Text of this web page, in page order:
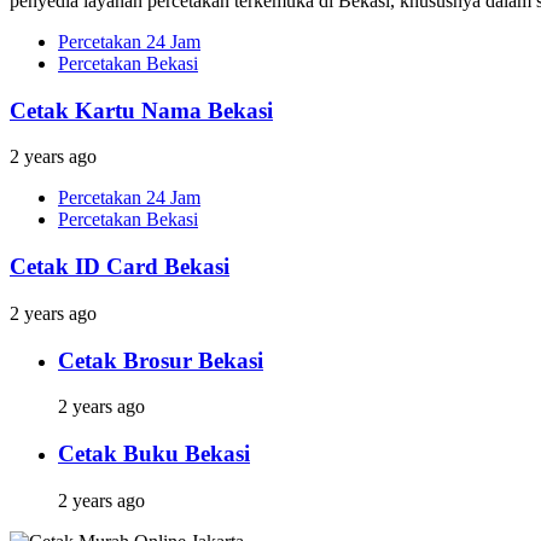
Percetakan 24 Jam
Percetakan Bekasi
Cetak Kartu Nama Bekasi
2 years ago
Percetakan 24 Jam
Percetakan Bekasi
Cetak ID Card Bekasi
2 years ago
Cetak Brosur Bekasi
2 years ago
Cetak Buku Bekasi
2 years ago